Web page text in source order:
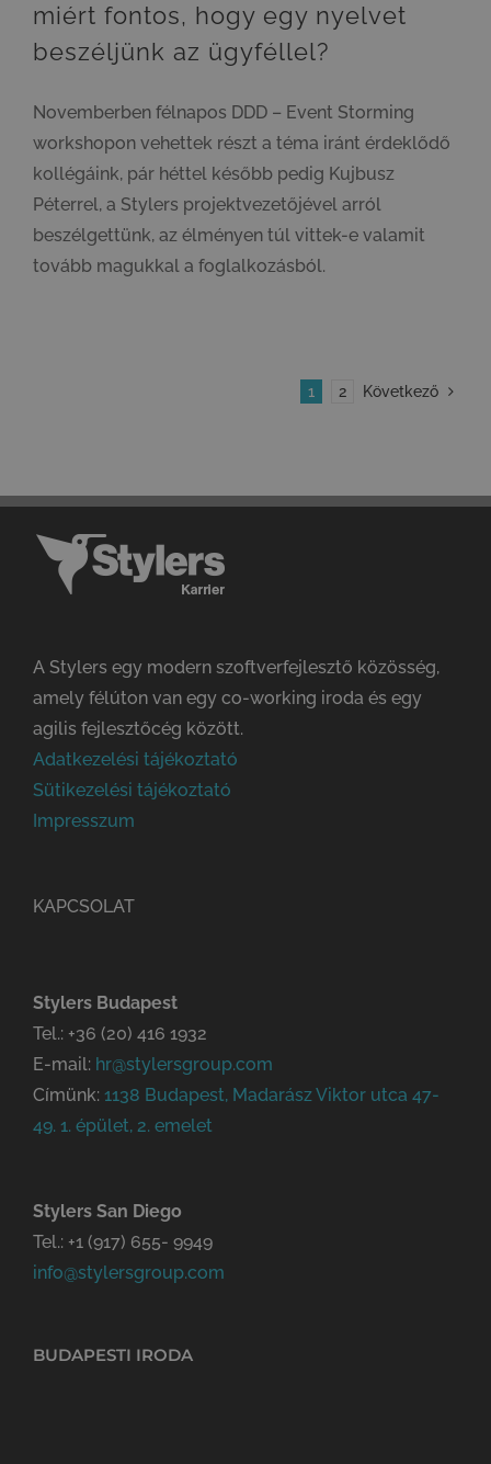
miért fontos, hogy egy nyelvet
beszéljünk az ügyféllel?
Novemberben félnapos DDD – Event Storming
workshopon vehettek részt a téma iránt érdeklődő
kollégáink, pár héttel később pedig Kujbusz
Péterrel, a Stylers projektvezetőjével arról
beszélgettünk, az élményen túl vittek-e valamit
tovább magukkal a foglalkozásból.
1 2 Következő
A Stylers egy modern szoftverfejlesztő közösség,
amely félúton van egy co-working iroda és egy
agilis fejlesztőcég között.
Adatkezelési tájékoztató
Sütikezelési tájékoztató
Impresszum
KAPCSOLAT
Stylers Budapest
Tel.: +36 (20) 416 1932
E-mail: hr@stylersgroup.com
Címünk: 1138 Budapest, Madarász Viktor utca 47-
49. 1. épület, 2. emelet
Stylers San Diego
Tel.: +1 (917) 655- 9949
info@stylersgroup.com
BUDAPESTI IRODA